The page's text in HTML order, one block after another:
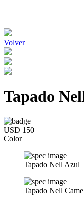
Volver
Tapado
USD 150
Color
Tapado Nell Azul
Tapado Nell Camel